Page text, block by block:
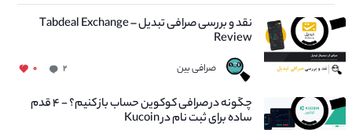
نقد و بررسی صرافی تبدیل – Tabdeal Exchange
Review
صرافی بین ۲ ۰
چگونه در صرافی کوکوین حساب باز کنیم؟ - ۴ قدم
ساده برای ثبت نام در Kucoin